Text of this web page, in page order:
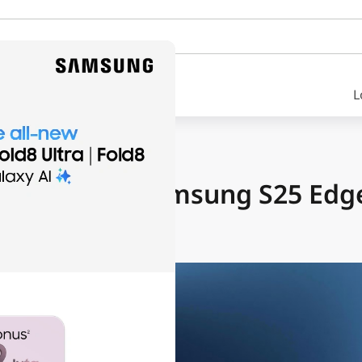
ARTIKEL
Lengkap Samsung S25
Kamu Tahu